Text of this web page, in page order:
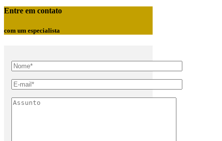
Entre em contato
com um especialista